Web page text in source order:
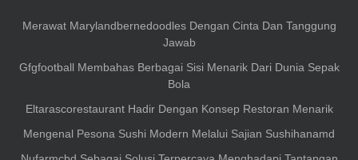
Merawat Marylandbernedoodles Dengan Cinta Dan Tanggung
Jawab
Gfgfootball Membahas Berbagai Sisi Menarik Dari Dunia Sepak
Bola
Eltarascorestaurant Hadir Dengan Konsep Restoran Menarik
Mengenal Pesona Sushi Modern Melalui Sajian Sushihanamd